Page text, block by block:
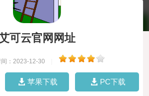
可云官网网址
间：2023-12-30
苹果下载 PC下载